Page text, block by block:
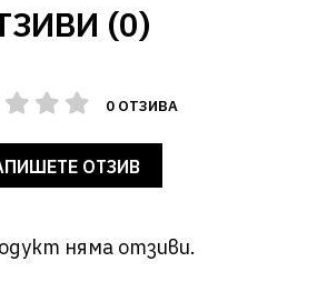
(0)
0 ОТЗИВА
ОТЗИВ
няма отзиви.